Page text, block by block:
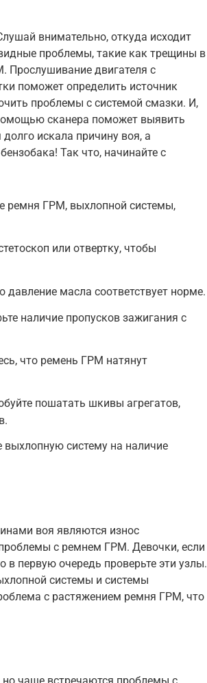
внимательно, откуда исходит
проблемы, такие как трещины в
Прослушивание двигателя с
поможет определить источник
проблемы с системой смазки. И,
сканера поможет выявить
искала причину воя, а
Так что, начинайте с
ремня ГРМ, выхлопной системы,
или отвертку, чтобы
масла соответствует норме.
наличие пропусков зажигания с
что ремень ГРМ натянут
пошатать шкивы агрегатов,
систему на наличие
воя являются износ
с ремнем ГРМ. Девочки, если
в первую очередь проверьте эти узлы.
системы и системы
с растяжением ремня ГРМ, что